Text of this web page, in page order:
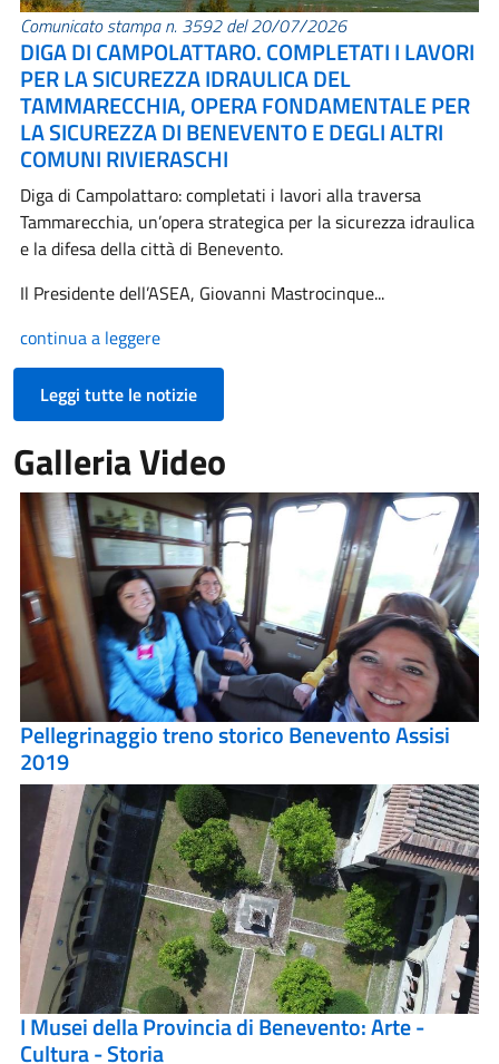
Comunicato stampa n. 3592 del 20/07/2026
DIGA DI CAMPOLATTARO. COMPLETATI I LAVORI
PER LA SICUREZZA IDRAULICA DEL
TAMMARECCHIA, OPERA FONDAMENTALE PER
LA SICUREZZA DI BENEVENTO E DEGLI ALTRI
COMUNI RIVIERASCHI
Diga di Campolattaro: completati i lavori alla traversa
Tammarecchia, un’opera strategica per la sicurezza idraulica
e la difesa della città di Benevento.
Il Presidente dell’ASEA, Giovanni Mastrocinque...
continua a leggere
Leggi tutte le notizie
Galleria Video
Pellegrinaggio treno storico Benevento Assisi
2019
I Musei della Provincia di Benevento: Arte -
Cultura - Storia